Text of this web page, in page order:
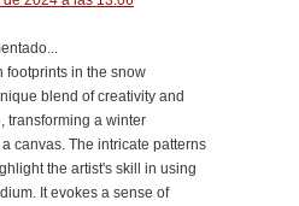
footprints in the snow
blend of creativity and
transforming a winter
canvas. The intricate patterns
the artist's skill in using
It evokes a sense of